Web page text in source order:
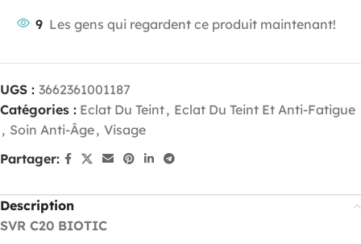
9 Les gens qui regardent ce produit maintenant!
UGS : 3662361001187
Catégories : Eclat Du Teint, Eclat Du Teint Et Anti-Fatigue
, Soin Anti-Âge, Visage
Partager:
Description
SVR C20 BIOTIC